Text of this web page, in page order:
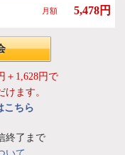
月額 5,478円
＋1,628円で
ます。
こちら
終了まで